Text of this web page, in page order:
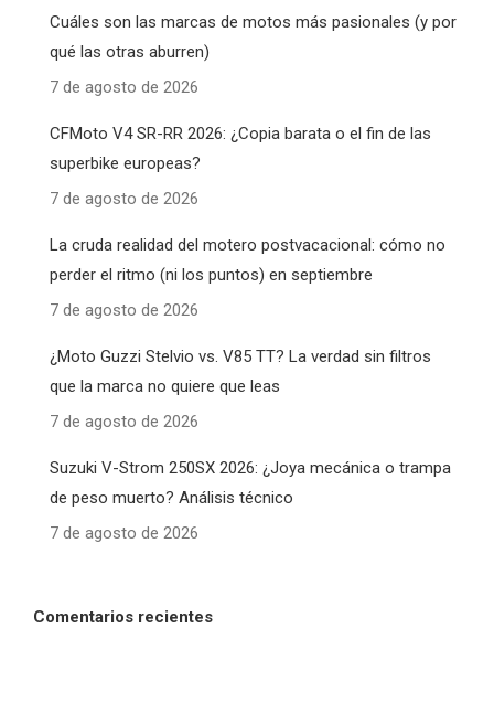
Cuáles son las marcas de motos más pasionales (y por
qué las otras aburren)
7 de agosto de 2026
CFMoto V4 SR-RR 2026: ¿Copia barata o el fin de las
superbike europeas?
7 de agosto de 2026
La cruda realidad del motero postvacacional: cómo no
perder el ritmo (ni los puntos) en septiembre
7 de agosto de 2026
¿Moto Guzzi Stelvio vs. V85 TT? La verdad sin filtros
que la marca no quiere que leas
7 de agosto de 2026
Suzuki V-Strom 250SX 2026: ¿Joya mecánica o trampa
de peso muerto? Análisis técnico
7 de agosto de 2026
Comentarios recientes